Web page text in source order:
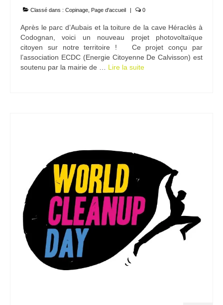
Energie
Déchets
Ramassages citoyens de déchets
Mobilité
Classé dans : Copinage Page d'accueil | 0
Après le parc d’Aubais et la toiture de la cave Héraclès à
Codognan, voici un nouveau projet photovoltaïque
citoyen sur notre territoire ! Ce projet conçu par
l’association ECDC (Energie Citoyenne De Calvisson) est
soutenu par la mairie de … Lire la suite­­